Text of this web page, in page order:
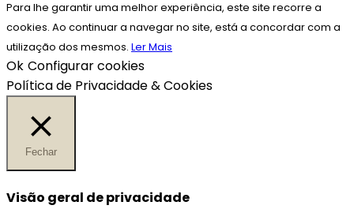
Para lhe garantir uma melhor experiência, este site recorre a
cookies. Ao continuar a navegar no site, está a concordar com a
utilização dos mesmos. Ler Mais
Ok Configurar cookies
Política de Privacidade & Cookies
Fechar
Visão geral de privacidade